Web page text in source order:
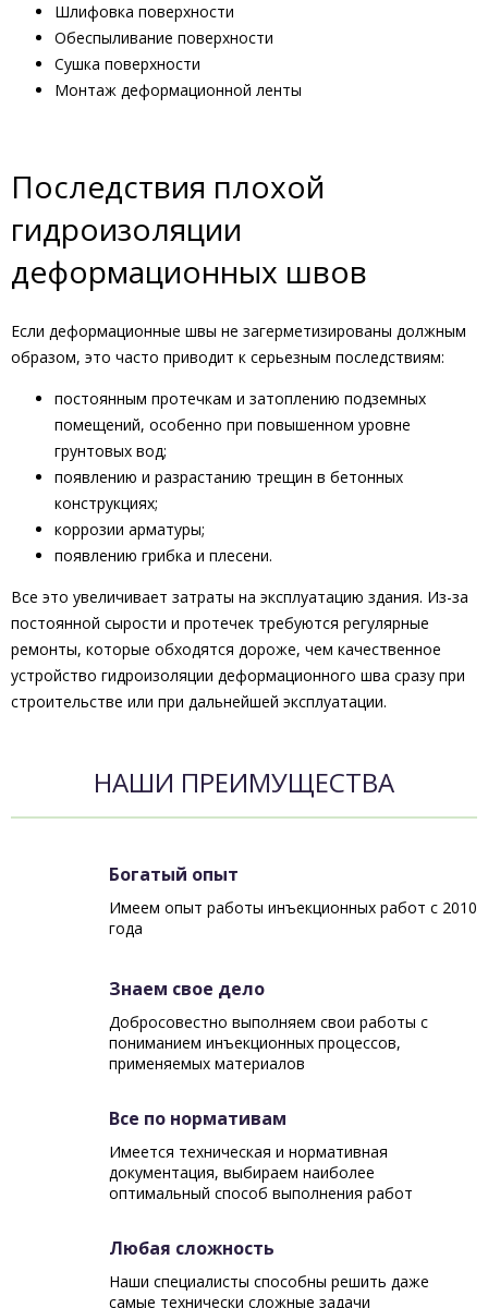
Шлифовка поверхности
Обеспыливание поверхности
Сушка поверхности
Монтаж деформационной ленты
Последствия плохой
гидроизоляции
деформационных швов
Если деформационные швы не загерметизированы должным
образом, это часто приводит к серьезным последствиям:
постоянным протечкам и затоплению подземных
помещений, особенно при повышенном уровне
грунтовых вод;
появлению и разрастанию трещин в бетонных
конструкциях;
коррозии арматуры;
появлению грибка и плесени.
Все это увеличивает затраты на эксплуатацию здания. Из-за
постоянной сырости и протечек требуются регулярные
ремонты, которые обходятся дороже, чем качественное
устройство гидроизоляции деформационного шва сразу при
строительстве или при дальнейшей эксплуатации.
НАШИ ПРЕИМУЩЕСТВА
Богатый опыт
Имеем опыт работы инъекционных работ с 2010
года
Знаем свое дело
Добросовестно выполняем свои работы с
пониманием инъекционных процессов,
применяемых материалов
Все по нормативам
Имеется техническая и нормативная
документация, выбираем наиболее
оптимальный способ выполнения работ
Любая сложность
Наши специалисты способны решить даже
самые технически сложные задачи